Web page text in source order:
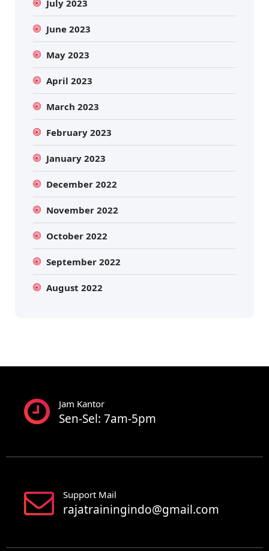
July 2023
June 2023
May 2023
April 2023
March 2023
February 2023
January 2023
December 2022
November 2022
October 2022
September 2022
August 2022
Jam Kantor
Sen-Sel: 7am-5pm
Support Mail
rajatrainingindo@gmail.com